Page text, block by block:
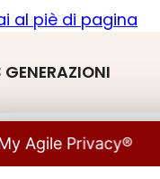
al piè di pagina
Agile Privacy®